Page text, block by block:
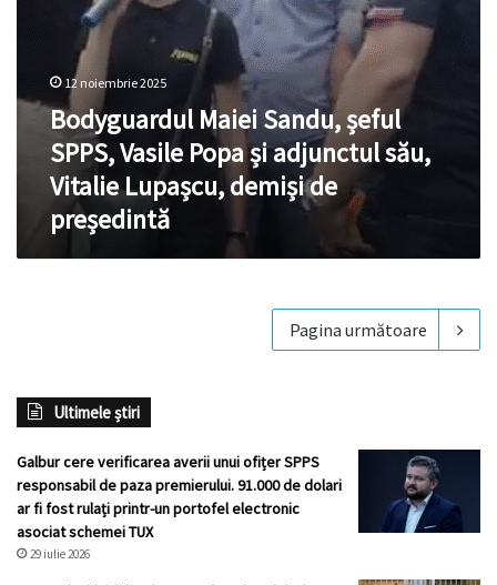
președintă
12 noiembrie 2025
Bodyguardul Maiei Sandu, șeful
SPPS, Vasile Popa și adjunctul său,
Vitalie Lupașcu, demiși de
președintă
Pagina următoare
Ultimele știri
Galbur cere verificarea averii unui ofițer SPPS
responsabil de paza premierului. 91.000 de dolari
ar fi fost rulați printr-un portofel electronic
asociat schemei TUX
29 iulie 2026